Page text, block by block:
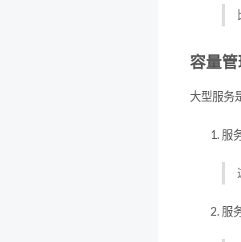
容量
大型服务
服
服